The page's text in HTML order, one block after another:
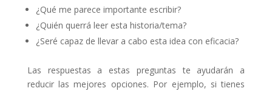
¿Qué me parece importante escribir?
¿Quién querrá leer esta historia/tema?
¿Seré capaz de llevar a cabo esta idea con eficacia?
Las respuestas a estas preguntas te ayudarán a
reducir las mejores opciones. Por ejemplo, si tienes